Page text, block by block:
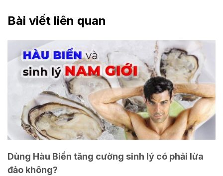
Bài viết liên quan
Dùng Hàu Biển tăng cường sinh lý có phải lừa
đảo không?